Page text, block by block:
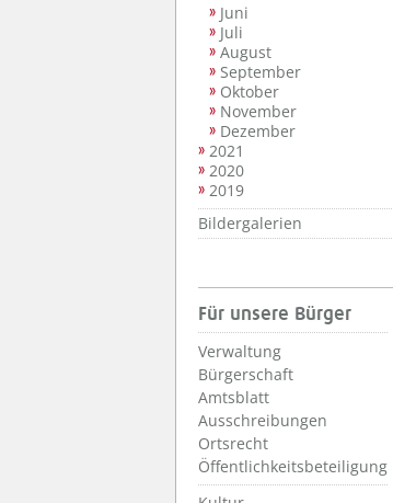
Juni
Juli
August
September
Oktober
November
Dezember
2021
2020
2019
Bildergalerien
Für unsere Bürger
Verwaltung
Bürgerschaft
Amtsblatt
Ausschreibungen
Ortsrecht
Öffentlichkeitsbeteiligung